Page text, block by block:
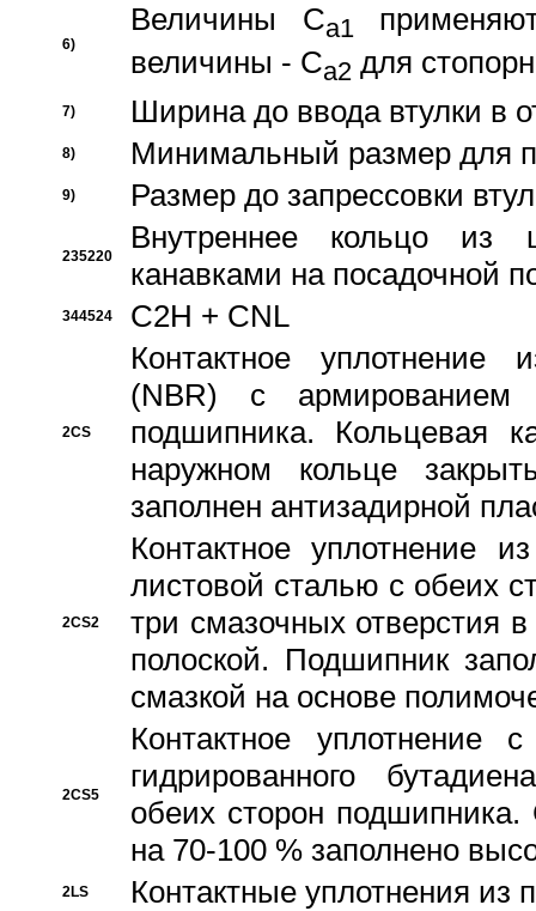
6)
Величины Ca1
величины - Ca2 для
7) Ширина до ввода втулки в
8) Минимальный размер для
9) Размер до запрессовки
235220
Внутреннее кольцо из
канавками на посадочной
344524 C2H + CNL
2CS
Контактное уплотнение
(NBR) с
подшипника. Кольцевая
наружном кольце
заполнен антизадирной
2CS2
Контактное уплотнение
листовой сталью с обеих
три смазочных отверстия
полоской. Подшипник
смазкой на основе
2CS5
Контактное уплотнение
гидрированного
обеих сторон
на 70-100 % заполнено
2LS Контактные уплотнения из